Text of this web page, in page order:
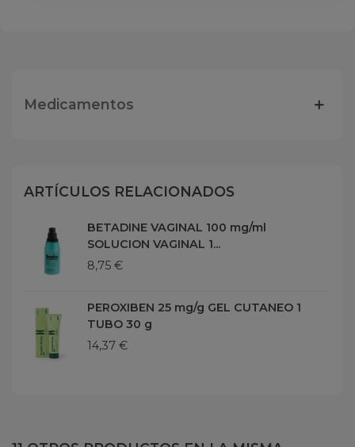
Medicamentos
ARTÍCULOS RELACIONADOS
BETADINE VAGINAL 100 mg/ml
SOLUCION VAGINAL 1...
8,75 €
PEROXIBEN 25 mg/g GEL CUTANEO 1
TUBO 30 g
14,37 €